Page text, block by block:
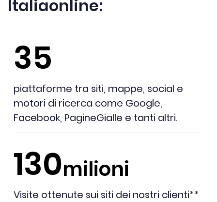
Italiaonline:
35
piattaforme tra siti, mappe, social e
motori di ricerca come Google,
Facebook, PagineGialle e tanti altri.
130milioni
Visite ottenute sui siti dei nostri clienti**